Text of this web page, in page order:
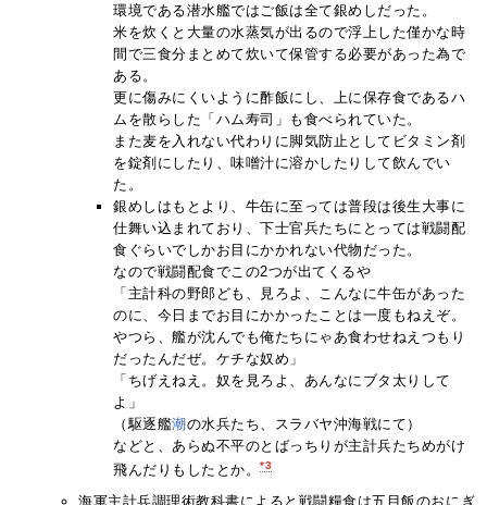
環境である潜水艦ではご飯は全て銀めしだった。
米を炊くと大量の水蒸気が出るので浮上した僅かな時
間で三食分まとめて炊いて保管する必要があった為で
ある。
更に傷みにくいように酢飯にし、上に保存食であるハ
ムを散らした「ハム寿司」も食べられていた。
また麦を入れない代わりに脚気防止としてビタミン剤
を錠剤にしたり、味噌汁に溶かしたりして飲んでい
た。
銀めしはもとより、牛缶に至っては普段は後生大事に
仕舞い込まれており、下士官兵たちにとっては戦闘配
食ぐらいでしかお目にかかれない代物だった。
なので戦闘配食でこの2つが出てくるや
「主計科の野郎ども、見ろよ、こんなに牛缶があった
のに、今日までお目にかかったことは一度もねえぞ。
やつら、艦が沈んでも俺たちにゃあ食わせねえつもり
だったんだぜ。ケチな奴め」
「ちげえねえ。奴を見ろよ、あんなにブタ太りして
よ」
（駆逐艦潮の水兵たち、スラバヤ沖海戦にて）
などと、あらぬ不平のとばっちりが主計兵たちめがけ
飛んだりもしたとか。*3
海軍主計兵調理術教科書によると戦闘糧食は五目飯のおにぎ